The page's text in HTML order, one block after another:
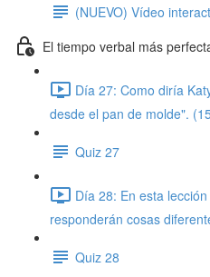
(NUEVO) Vídeo
El tiempo verbal más
Día 27: Como diría
desde el pan de molde".
Quiz 27
Día 28: En esta
responderán cosas
Quiz 28